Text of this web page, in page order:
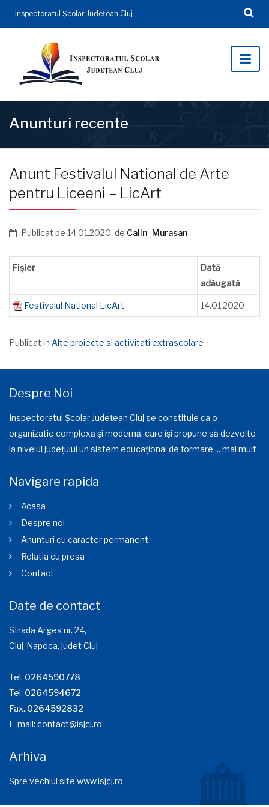
Inspectoratul Şcolar Județean Cluj
Anunturi recente
Anunt Festivalul National de Arte
pentru Liceeni – LicArt
Publicat pe 14.01.2020 de Calin_Murasan
Fișier
Dată
adăugată
Festivalul National LicArt 14.01.2020
Publicat in Alte proiecte si activitati extrascolare
Despre Noi
Inspectoratul Școlar Județean Cluj se constituie ca o
organizatie complexă și modernă, care își propune să dezvolte
la nivelul județului un sistem educațional de formare ... mai mult
Navigare rapida
Acasa
Despre noi
Anunturi cu caracter permanent
Relatia cu presa
Contact
Date de contact
Strada Arges nr. 24,
Cluj-Napoca, judet Cluj
Tel. 0264590778
Tel. 0264594672
Fax. 0264592832
E-mail: contact@isjcj.ro
Arhiva
Spre vechiul site www.isjcj.ro